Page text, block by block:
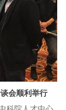
会顺利举行